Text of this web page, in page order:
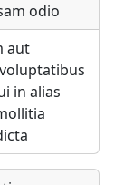
odio
aut
in alias